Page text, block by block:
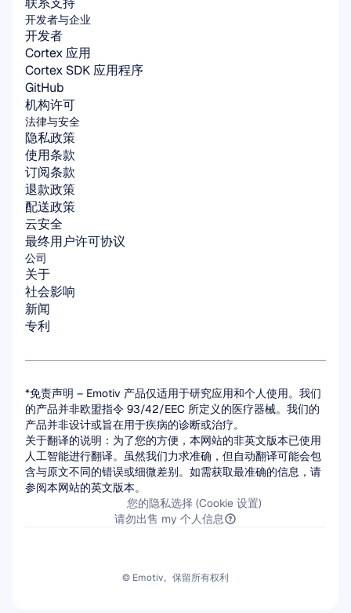
开发者与企业
开发者
Cortex 应用
Cortex SDK 应用程序
GitHub
机构许可
公司
关于
社会影响
新闻
专利
法律与安全
隐私政策
使用条款
订阅条款
退款政策
配送政策
云安全
最终用户许可协议
*免责声明 – Emotiv 产品仅适用于研究应用和个人使用。我们
的产品并非欧盟指令 93/42/EEC 所定义的医疗器械。我们的
产品并非设计或旨在用于疾病的诊断或治疗。
关于翻译的说明：为了您的方便，本网站的非英文版本已使用
人工智能进行翻译。虽然我们力求准确，但自动翻译可能会包
含与原文不同的错误或细微差别。如需获取最准确的信息，请
参阅本网站的英文版本。
您的隐私选择 (Cookie 设置)
请勿出售 my 个人信息
© Emotiv。保留所有权利